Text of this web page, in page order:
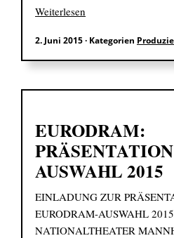
Weiterlesen
2. Juni 2015· Kategorien
EURODRAM:
AUSWAHL 2015
EINLADUNG ZUR
EURODRAM-AUSWAHL
NATIONALTHEATER